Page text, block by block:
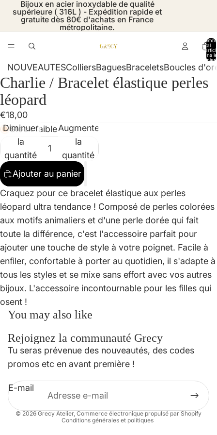
Bijoux en acier inoxydable de qualité
supérieure ( 316L ) - Expédition rapide et
gratuite dès 80€ d'achats en France
métropolitaine.
total
dans le
NOUVEAUTESColliersBaguesBraceletsBoucles
Ouvrir
l’image
en
plein
écran
Ouvrir
l’image
en
plein
écran
Ouvrir
l’image
en
plein
écran
Charlie / Bracelet élastique perles
léopard
€18,00
Stock faible
Diminuer
la
quantité
Augmenter
la
quantité
Ajouter au panier
Craquez pour ce bracelet élastique aux perles
léopard ultra tendance ! Composé de perles colorées
aux motifs animaliers et d'une perle dorée qui fait
toute la différence, c'est l'accessoire parfait pour
ajouter une touche de style à votre poignet. Facile à
enfiler, confortable à porter au quotidien, il s'adapte à
tous les styles et se mixe sans effort avec vos autres
bijoux. L'accessoire incontournable pour les filles qui
osent !
You may also like
Rejoignez la communauté Grecy
Tu seras prévenue des nouveautés, des codes
promos etc en avant première !
E-mail
© 2026 Grecy Atelier, Commerce électronique propulsé par Shopify
Conditions générales et politiques
Politique de confidentialité
Politique de remboursement
Mentions légales